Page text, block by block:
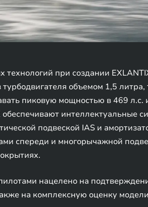
при создании
объемом 1,5 литра,
пиковую мощностью в 469
интеллектуальные
подвеской IAS и
спереди и многорычажной
нацелено на
на комплексную оценку